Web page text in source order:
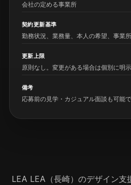
会社の定める事業所
契約更新基準
勤務状況、業務量、本人の希望、事業
更新上限
原則なし。変更がある場合は個別に明示
備考
応募前の見学・カジュアル面談も可能で
LEA LEA（長崎）のデザイン支